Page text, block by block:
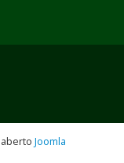
Joomla